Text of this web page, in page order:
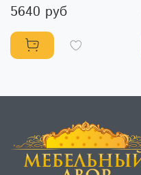
5640 руб